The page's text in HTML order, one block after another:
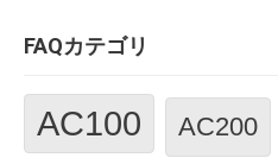
FAQカテゴリ
AC100 AC200